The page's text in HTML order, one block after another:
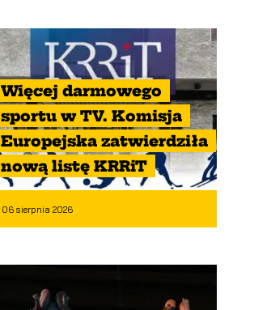
Więcej darmowego
sportu w TV. Komisja
Europejska zatwierdziła
nową listę KRRiT
06 sierpnia 2026